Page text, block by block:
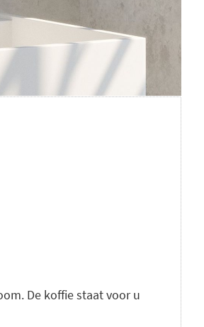
De koffie staat voor u